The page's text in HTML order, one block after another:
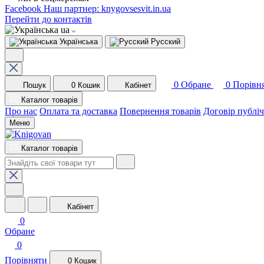
Facebook Наш партнер: knygovsesvit.in.ua
Перейти до контактів
ua
Українська Русский
Пошук 0 Кошик Кабінет 0 Обране 0
Каталог товарів
Про нас Оплата та доставка Повернення товарів Договір
Меню
Каталог товарів
Кабінет
0
Обране
0
Порівняти
0 Кошик